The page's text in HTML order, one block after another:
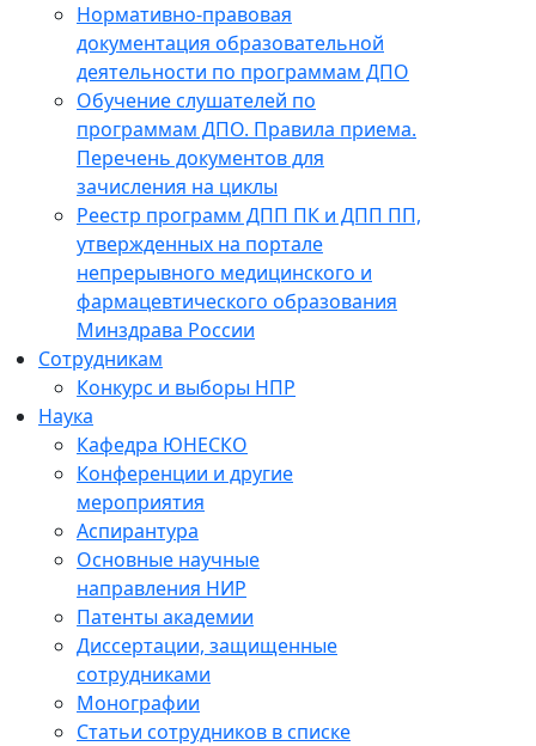
Нормативно-правовая
документация образовательной
деятельности по программам ДПО
Обучение слушателей по
программам ДПО. Правила приема.
Перечень документов для
зачисления на циклы
Реестр программ ДПП ПК и ДПП ПП,
утвержденных на портале
непрерывного медицинского и
фармацевтического образования
Минздрава России
Сотрудникам
Конкурс и выборы НПР
Наука
Кафедра ЮНЕСКО
Конференции и другие
мероприятия
Аспирантура
Основные научные
направления НИР
Патенты академии
Диссертации, защищенные
сотрудниками
Монографии
Статьи сотрудников в списке